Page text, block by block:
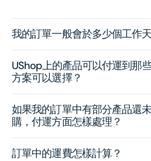
我的訂單一般會於多少個工作
UShop上的產品可以付運到那
方案可以選擇？
如果我的訂單中有部分產品還
購，付運方面怎樣處理？
訂單中的運費怎樣計算？